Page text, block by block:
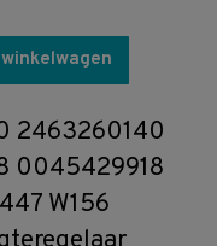
2463260140
0045429918
W156